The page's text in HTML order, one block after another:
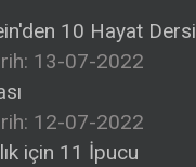
10 Hayat Dersi
13-07-2022
12-07-2022
için 11 İpucu